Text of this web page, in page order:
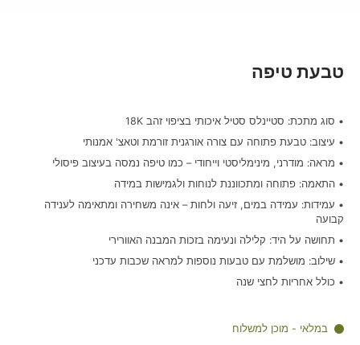
טבעת טיפה
• סוג מתכת: סטיינלס סטיל איכותי בציפוי זהב 18K
• עיצוב: טבעת פתוחה עם צורה אורגנית זורמת וטאצ' אמנותי
• מראה: מודרני, מינימליסטי וייחודי – כמו טיפה נמסה בעיצוב פיסולי
• התאמה: פתוחה ומתכווננת לנוחות ולגמישות במידה
• עמידות: עמידה במים, זיעה ולחות – אינה משחירה ומתאימה לענידה
קבועה
• תחושה על היד: קלילה ונעימה בזכות המבנה האוורירי
• שילוב: מושלמת עם טבעות נוספות למראה שכבות עדכני
• כולל אחריות לחצי שנה
במלאי - מוכן למשלוח